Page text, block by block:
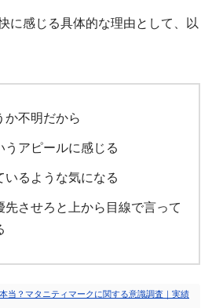
に感じる具体的な理由として、以
か不明だから
うアピールに感じる
いるような気になる
先させろと上から目線で言って
当？マタニティマークに関する意識調査｜実績